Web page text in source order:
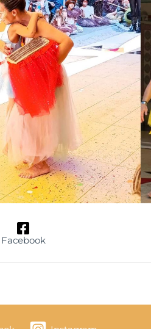
Facebook